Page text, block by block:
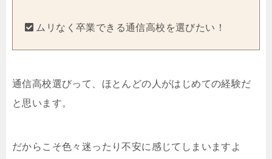
ムリなく卒業できる通信高校を選びたい！
通信高校選びって、ほとんどの人がはじめての経験だ
と思います。
だからこそ色々迷ったり不安に感じてしまいますよ